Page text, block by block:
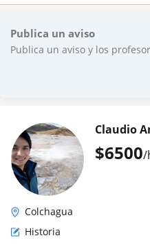
Publica un aviso
Publica un aviso y los
$6500/
Claudio
Colchagua
Historia